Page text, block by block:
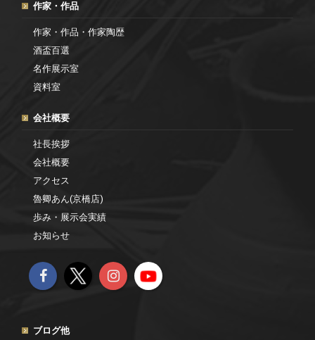
作家・作品
作家・作品・作家陶歴
酒盃百選
名作展示室
資料室
会社概要
社長挨拶
会社概要
アクセス
魯卿あん(京橋店)
歩み・展示会実績
お知らせ
ブログ他